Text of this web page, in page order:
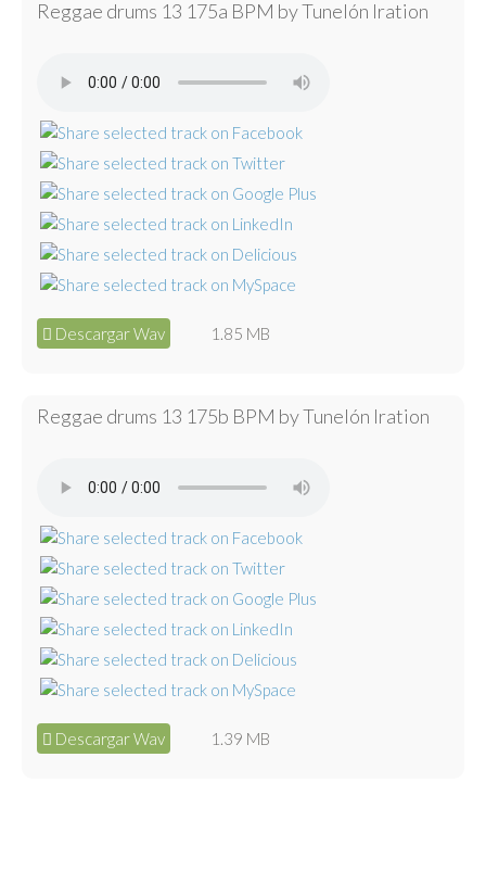
Reggae drums 13 175a BPM by Tunelón Iration
Descargar Wav 1.85 MB
Reggae drums 13 175b BPM by Tunelón Iration
Descargar Wav 1.39 MB